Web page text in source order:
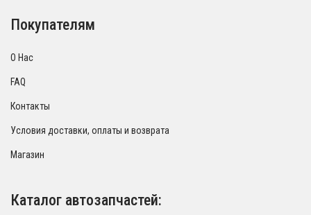
Покупателям
О Нас
FAQ
Контакты
Условия доставки, оплаты и возврата
Магазин
Каталог автозапчастей: